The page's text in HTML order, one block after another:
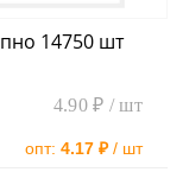
14750 шт
4.90 ₽ / шт
опт: 4.17 ₽/ шт